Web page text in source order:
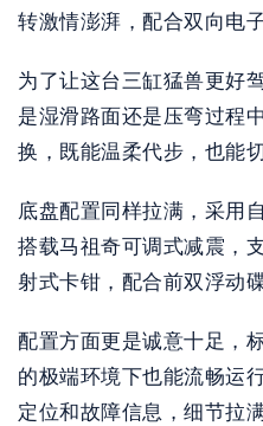
转激情澎湃，配合双向电
为了让这台三缸猛兽更好
是湿滑路面还是压弯过程
换，既能温柔代步，也能
底盘配置同样拉满，采用
搭载马祖奇可调式减震，
射式卡钳，配合前双浮动
配置方面更是诚意十足，
的极端环境下也能流畅运
定位和故障信息，细节拉